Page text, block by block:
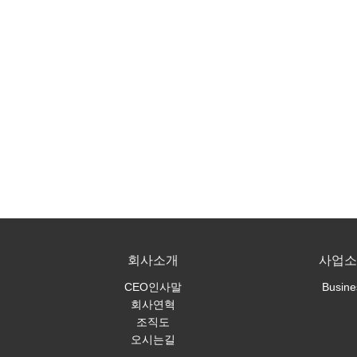
회사소개
CEO인사말
회사연혁
조직도
오시는길
사업